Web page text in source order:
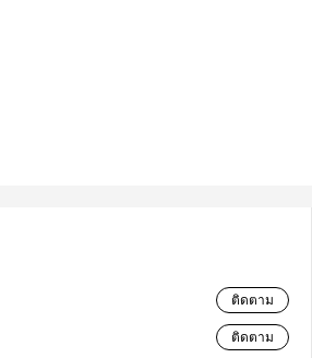
ติดตาม
ติดตาม